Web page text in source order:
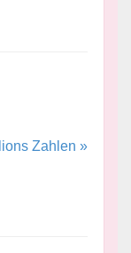
Zahlen »